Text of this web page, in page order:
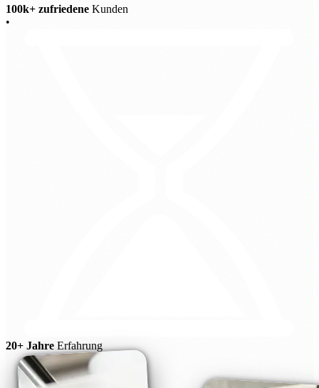
100k+ zufriedene Kunden
•
20+ Jahre Erfahrung